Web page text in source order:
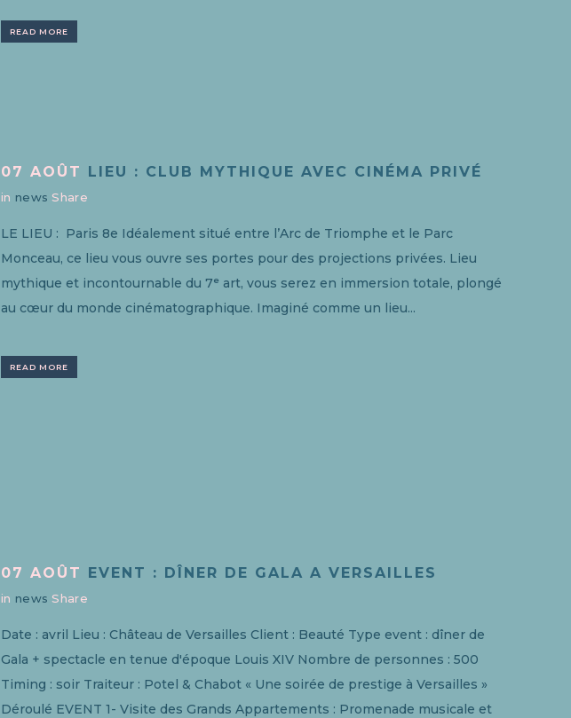
READ MORE
07 AOÛT LIEU : CLUB MYTHIQUE AVEC CINÉMA PRIVÉ
in news Share
LE LIEU : Paris 8e Idéalement situé entre l’Arc de Triomphe et le Parc
Monceau, ce lieu vous ouvre ses portes pour des projections privées. Lieu
mythique et incontournable du 7ᵉ art, vous serez en immersion totale, plongé
au cœur du monde cinématographique. Imaginé comme un lieu...
READ MORE
07 AOÛT EVENT : DÎNER DE GALA A VERSAILLES
in news Share
Date : avril Lieu : Château de Versailles Client : Beauté Type event : dîner de
Gala + spectacle en tenue d'époque Louis XIV Nombre de personnes : 500
Timing : soir Traiteur : Potel & Chabot « Une soirée de prestige à Versailles »
Déroulé EVENT 1- Visite des Grands Appartements : Promenade musicale et